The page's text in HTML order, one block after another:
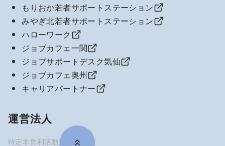
もりおか若者サポートステーション
みやぎ北若者サポートステーション
ハローワーク
ジョブカフェ一関
ジョブサポートデスク気仙
ジョブカフェ奥州
キャリアパートナー
運営法人